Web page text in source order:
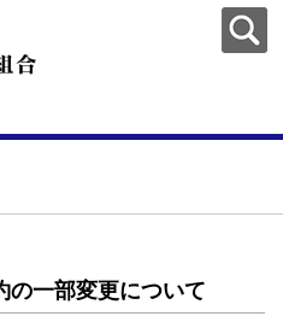
の一部変更について